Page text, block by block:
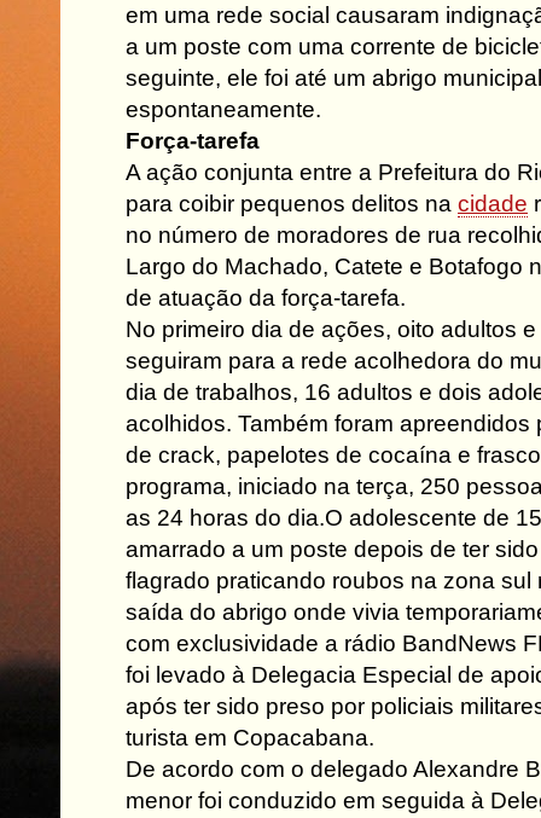
em uma rede social causaram
a um poste com uma corrente de
seguinte, ele foi até um abrigo
espontaneamente.
Força-tarefa
A ação conjunta entre a Prefeitura do
para coibir pequenos delitos na cidade
no número de moradores de rua
Largo do Machado, Catete e Botafogo
de atuação da força-tarefa.
No primeiro dia de ações, oito adultos
seguiram para a rede acolhedora do
dia de trabalhos, 16 adultos e dois
acolhidos. Também foram apreendidos
de crack, papelotes de cocaína e
programa, iniciado na terça, 250
as 24 horas do dia.O adolescente de
amarrado a um poste depois de ter
flagrado praticando roubos na zona sul
saída do abrigo onde vivia
com exclusividade a rádio BandNews
foi levado à Delegacia Especial de
após ter sido preso por policiais
turista em Copacabana.
De acordo com o delegado Alexandre
menor foi conduzido em seguida à